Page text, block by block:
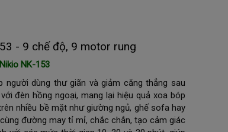
- 9 chế độ, 9 motor rung
NK-153
dùng thư giãn và giảm căng thẳng sau
đèn hồng ngoại, mang lại hiệu quả xoa bóp
nhiều bề mặt như giường ngủ, ghế sofa hay
đường may tỉ mỉ, chắc chắn, tạo cảm giác